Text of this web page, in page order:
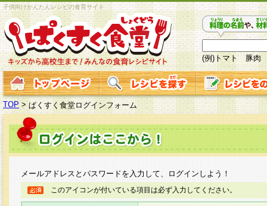
子供向けかんたんレシピの食育サイト
(例)トマト 豚肉
TOP > ぱくすく食堂ログインフォーム
メールアドレスとパスワードを入力して、ログインしよう！
このアイコンが付いている項目は必ず入力してください。